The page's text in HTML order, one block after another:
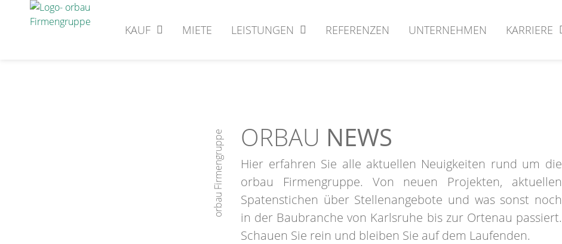
KAUF MIETE LEISTUNGEN REFERENZEN UNTERNEHMEN KARRIERE
orbau Firmengruppe ORBAU NEWS
Hier erfahren Sie alle aktuellen Neuigkeiten rund um die
orbau Firmengruppe. Von neuen Projekten, aktuellen
Spatenstichen über Stellenangebote und was sonst noch
in der Baubranche von Karlsruhe bis zur Ortenau passiert.
Schauen Sie rein und bleiben Sie auf dem Laufenden.